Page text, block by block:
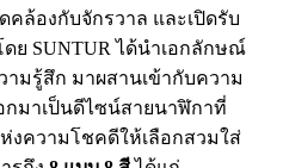
คล้องกับจักรวาล และเปิดรับ
ดย SUNTURได้นำเอกลักษณ์
มรู้สึก มาผสานเข้ากับความ
มาเป็นดีไซน์สายนาฬิกาที่
งความโชคดีให้เลือกสวมใส่